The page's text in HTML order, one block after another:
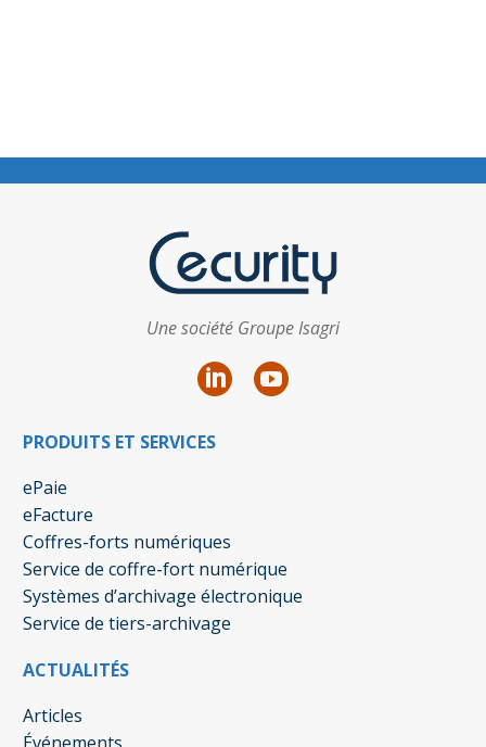
Une société Groupe Isagri
PRODUITS ET SERVICES
ePaie
eFacture
Coffres-forts numériques
Service de coffre-fort numérique
Systèmes d’archivage électronique
Service de tiers-archivage
ACTUALITÉS
Articles